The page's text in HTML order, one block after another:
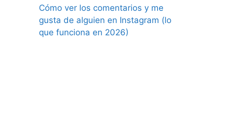
Cómo ver los comentarios y me
gusta de alguien en Instagram (lo
que funciona en 2026)